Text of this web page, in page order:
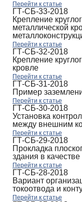
Перейти к статье
ГТ-СБ-33-2018
Крепление
металлической
Перейти к статье
ГТ-СБ-32-2018
Крепление
кровле
Перейти к статье
ГТ-СБ-31-2018
Пример
Перейти к статье
ГТ-СБ-30-2018
Установка
между внешним
Перейти к статье
ГТ-СБ-29-2018
Прокладка
здания в
Перейти к статье
ГТ-СБ-28-2018
Вариант
токоотвода и
Перейти к статье